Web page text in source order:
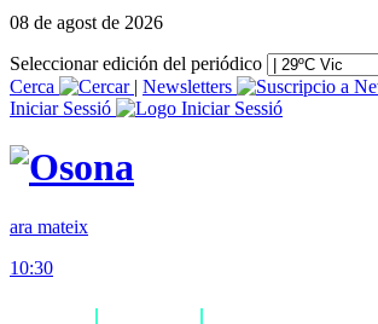
08 de agost de 2026
Seleccionar edición del periódico
Cerca
| Newsletters
Iniciar Sessió
ara mateix
10:30